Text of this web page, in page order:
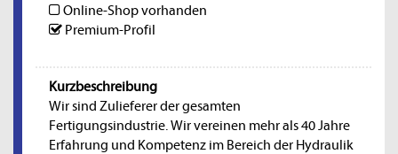
Online-Shop vorhanden
Premium-Profil
Kurzbeschreibung
Wir sind Zulieferer der gesamten
Fertigungsindustrie. Wir vereinen mehr als 40 Jahre
Erfahrung und Kompetenz im Bereich der Hydraulik